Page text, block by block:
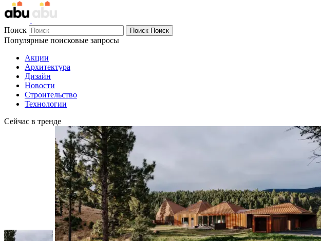
Поиск Поиск Поиск
Популярные поисковые запросы
Акции
Архитектура
Дизайн
Новости
Строительство
Технологии
Сейчас в тренде